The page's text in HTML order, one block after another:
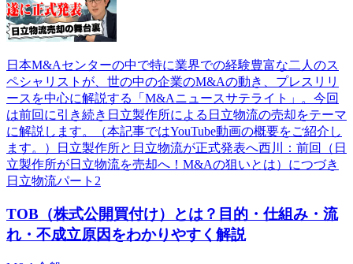
日本M&Aセンターの中で特に業界での経験豊富な二人のス
ペシャリストが、世の中の企業のM&Aの動き、プレスリリ
ースを中心に解説する「M&Aニュースサテライト」。今回
は前回に引き続き日立製作所による日立物流の売却をテーマ
に解説します。（本記事ではYouTube動画の概要をご紹介し
ます。）日立製作所と日立物流が正式発表へ西川：前回（日
立製作所が日立物流を売却へ！M&Aの狙いとは）につづき
日立物流パート2
TOB（株式公開買付け）とは？目的・仕組み・流
れ・不成立原因をわかりやすく解説